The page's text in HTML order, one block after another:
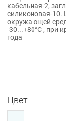
кабельная-2,
силиконовая-10.
окружающей
-30...+80°С , при
года
Цвет